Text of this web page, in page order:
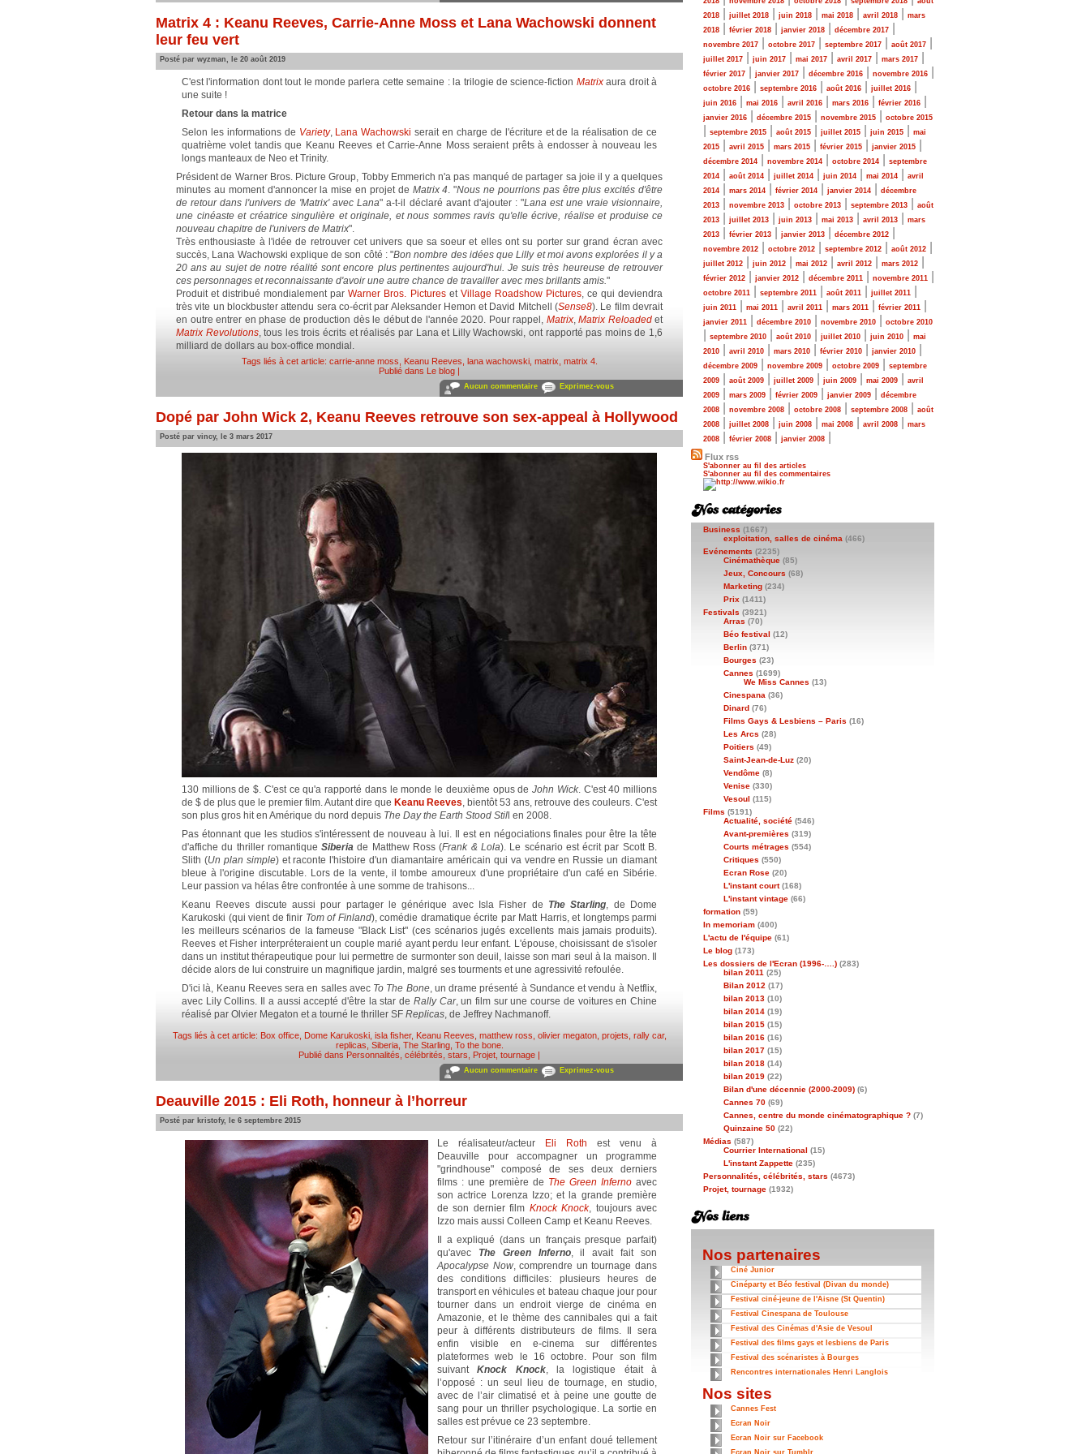
Matrix 4 : Keanu Reeves, Carrie-Anne Moss et Lana Wachowski donnent
leur feu vert
Posté par wyzman, le 20 août 2019
C'est l'information dont tout le monde parlera cette semaine : la trilogie de science-fiction Matrixaura droit à
une suite !
Retour dans la matrice
Selon les informations de Variety, Lana Wachowski serait en charge de l'écriture et de la réalisation de ce
quatrième volet tandis que Keanu Reeves et Carrie-Anne Moss seraient prêts à endosser à nouveau les
longs manteaux de Neo et Trinity.
Président de Warner Bros. Picture Group, Tobby Emmerich n'a pas manqué de partager sa joie il y a quelques
minutes au moment d'annoncer la mise en projet de Matrix 4. "Nous ne pourrions pas être plus excités d'être
de retour dans l'univers de 'Matrix' avec Lana" a-t-il déclaré avant d'ajouter : "Lana est une vraie visionnaire,
une cinéaste et créatrice singulière et originale, et nous sommes ravis qu'elle écrive, réalise et produise ce
nouveau chapitre de l'univers de Matrix".
Très enthousiaste à l'idée de retrouver cet univers que sa soeur et elles ont su porter sur grand écran avec
succès, Lana Wachowski explique de son côté : "Bon nombre des idées que Lilly et moi avons explorées il y a
20 ans au sujet de notre réalité sont encore plus pertinentes aujourd'hui. Je suis très heureuse de retrouver
ces personnages et reconnaissante d'avoir une autre chance de travailler avec mes brillants amis."
Produit et distribué mondialement parWarner Bros. Pictureset Village Roadshow Pictures, ce qui deviendra
très vite un blockbuster attendu sera co-écrit par Aleksander Hemon et David Mitchell (Sense8). Le film devrait
en outre entrer en phase de production dès le début de l'année 2020. Pour rappel, Matrix, Matrix Reloadedet
Matrix Revolutions, tous les trois écrits et réalisés par Lana et Lilly Wachowski, ont rapporté pas moins de 1,6
milliard de dollars au box-office mondial.
Tags liés à cet article: carrie-anne moss Keanu Reeves lana wachowski, matrix matrix 4.
Publié dans
Le blog
Aucun commentaire Exprimez-vous
Dopé par John Wick 2, Keanu Reeves retrouve son sex-appeal à Hollywood
Posté par vincy, le 3 mars 2017
130 millions de $. C'est ce qu'a rapporté dans le monde le deuxième opus deJohn Wick. C'est 40 millions
de $ de plus que le premier film. Autant dire que Keanu Reeves, bientôt 53 ans, retrouve des couleurs. C'est
son plus gros hit en Amérique du nord depuis The Day the Earth Stood Stil l en 2008.
Pas étonnant que les studios s'intéressent de nouveau à lui. Il est en négociations finales pour être la tête
d'affiche du thriller romantiqueSiberia de Matthew Ross (Frank & Lola). Le scénario est écrit par Scott B.
Slith (Un plan simple) et raconte l'histoire d'un diamantaire américain qui va vendre en Russie un diamant
bleue à l'origine discutable. Lors de la vente, il tombe amoureux d'une propriétaire d'un café en Sibérie.
Leur passion va hélas être confrontée à une somme de trahisons...
Keanu Reeves discute aussi pour partager le générique avec Isla Fisher de The Starling, de Dome
Karukoski (qui vient de finir Tom of Finland), comédie dramatique écrite par Matt Harris, et longtemps parmi
les meilleurs scénarios de la fameuse "Black List" (ces scénarios jugés excellents mais jamais produits).
Reeves et Fisher interpréteraient un couple marié ayant perdu leur enfant. L'épouse, choisissant de s'isoler
dans un institut thérapeutique pour lui permettre de surmonter son deuil, laisse son mari seul à la maison. Il
décide alors de lui construire un magnifique jardin, malgré ses tourments et une agressivité refoulée.
D'ici là, Keanu Reeves sera en salles avec To The Bone, un drame présenté à Sundance et vendu à Netflix,
avec Lily Collins. Il a aussi accepté d'être la star de Rally Car, un film sur une course de voitures en Chine
réalisé par Olvier Megaton et a tourné le thriller SF Replicas, de Jeffrey Nachmanoff.
Tags liés à cet article: Box office, Dome Karukoski, isla fisher, Keanu Reeves matthew ross olivier megaton, projets rally car,
replicas Siberia, The Starling, To the bone.
Publié dans Personnalités, célébrités, stars Projet, tournage
Aucun commentaire Exprimez-vous
Deauville 2015 : Eli Roth, honneur à l’horreur
Posté par kristofy, le 6 septembre 2015
Le réalisateur/acteur Eli Roth est venu à
Deauville pour accompagner un programme
"grindhouse" composé de ses deux derniers
films : une première de The Green Inferno avec
son actrice Lorenza Izzo; et la grande première
de son dernier film Knock Knock, toujours avec
Izzo mais aussi Colleen Camp et Keanu Reeves.
Il a expliqué (dans un français presque parfait)
qu'avec The Green Inferno, il avait fait son
Apocalypse Now, comprendre un tournage dans
des conditions difficiles: plusieurs heures de
transport en véhicules et bateau chaque jour pour
tourner dans un endroit vierge de cinéma en
Amazonie, et le thème des cannibales qui a fait
peur à différents distributeurs de films. Il sera
enfin visible en e-cinema sur différentes
plateformes web le 16 octobre. Pour son film
suivantKnock Knock, la logistique était à
l’opposé : un seul lieu de tournage, en studio,
avec de l’air climatisé et à peine une goutte de
sang pour un thriller psychologique. La sortie en
salles est prévue ce 23 septembre.
Retour sur l’itinéraire d’un enfant doué tellement
2018
juillet 2018 juin 2018 mai 2018 avril 2018
mars
2018
février 2018 janvier 2018 décembre 2017
novembre 2017 octobre 2017 septembre 2017 août 2017
juillet 2017 juin 2017 mai 2017 avril 2017 mars 2017
février 2017 janvier 2017 décembre 2016 novembre 2016
octobre 2016 septembre 2016 août 2016 juillet 2016
juin 2016 mai 2016 avril 2016 mars 2016 février 2016
janvier 2016 décembre 2015 novembre 2015 octobre 2015
septembre 2015 août 2015 juillet 2015 juin 2015
mai
2015
avril 2015 mars 2015 février 2015 janvier 2015
décembre 2014 novembre 2014 octobre 2014
septembre
2014
août 2014 juillet 2014 juin 2014 mai 2014
avril
2014
mars 2014 février 2014 janvier 2014
décembre
2013
novembre 2013 octobre 2013 septembre 2013
août
2013
juillet 2013 juin 2013 mai 2013 avril 2013
mars
2013
février 2013 janvier 2013 décembre 2012
novembre 2012 octobre 2012 septembre 2012 août 2012
juillet 2012 juin 2012 mai 2012 avril 2012 mars 2012
février 2012 janvier 2012 décembre 2011 novembre 2011
octobre 2011 septembre 2011 août 2011 juillet 2011
juin 2011 mai 2011 avril 2011 mars 2011 février 2011
janvier 2011 décembre 2010 novembre 2010 octobre 2010
septembre 2010 août 2010 juillet 2010 juin 2010
mai
2010
avril 2010 mars 2010 février 2010 janvier 2010
décembre 2009 novembre 2009 octobre 2009
septembre
2009
août 2009 juillet 2009 juin 2009 mai 2009
avril
2009
mars 2009 février 2009 janvier 2009
décembre
2008
novembre 2008 octobre 2008 septembre 2008
août
2008
juillet 2008 juin 2008 mai 2008 avril 2008
mars
2008
février 2008 janvier 2008
Flux rss
S'abonner au fil des articles
S'abonner au fil des commentaires
Business (1667)
exploitation, salles de cinéma (466)
Evénements (2235)
Cinémathèque (85)
Jeux, Concours (68)
Marketing (234)
Prix (1411)
Festivals (3921)
Arras (70)
Béo festival (12)
Berlin (371)
Bourges (23)
Cannes (1699)
We Miss Cannes (13)
Cinespana (36)
Dinard (76)
Films Gays & Lesbiens – Paris (16)
Les Arcs (28)
Poitiers (49)
Saint-Jean-de-Luz (20)
Vendôme (8)
Venise (330)
Vesoul (115)
Films (5191)
Actualité, société (546)
Avant-premières (319)
Courts métrages (554)
Critiques (550)
Ecran Rose (20)
L'instant court(168)
L'instant vintage (66)
formation (59)
In memoriam (400)
L'actu de l'équipe (61)
Le blog (173)
Les dossiers de l'Ecran (1996-….) (283)
bilan 2011 (25)
Bilan 2012 (17)
bilan 2013 (10)
bilan 2014 (19)
bilan 2015 (15)
bilan 2016 (16)
bilan 2017 (15)
bilan 2018 (14)
bilan 2019 (22)
Bilan d'une décennie (2000-2009) (6)
Cannes 70 (69)
Cannes, centre du monde cinématographique ? (7)
Quinzaine 50 (22)
Médias (587)
Courrier International (15)
L'instant Zappette (235)
Personnalités, célébrités, stars (4673)
Projet, tournage (1932)
Nos partenaires
Ciné Junior
Cinéparty et Béo festival (Divan du monde)
Festival ciné-jeune de l'Aisne (St Quentin)
Festival Cinespana de Toulouse
Festival des Cinémas d'Asie de Vesoul
Festival des films gays et lesbiens de Paris
Festival des scénaristes à Bourges
Rencontres internationales Henri Langlois
Nos sites
Cannes Fest
Ecran Noir
Ecran Noir sur Facebook
Ecran Noir sur Tumblr